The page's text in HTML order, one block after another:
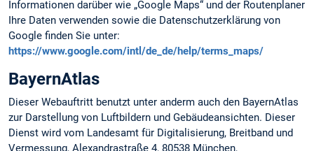
Informationen darüber wie „Google Maps“ und der Routenplaner
Ihre Daten verwenden sowie die Datenschutzerklärung von
Google finden Sie unter:
https://www.google.com/intl/de_de/help/terms_maps/
BayernAtlas
Dieser Webauftritt benutzt unter anderm auch den BayernAtlas
zur Darstellung von Luftbildern und Gebäudeansichten. Dieser
Dienst wird vom Landesamt für Digitalisierung, Breitband und
Vermessung, Alexandrastraße 4, 80538 München,